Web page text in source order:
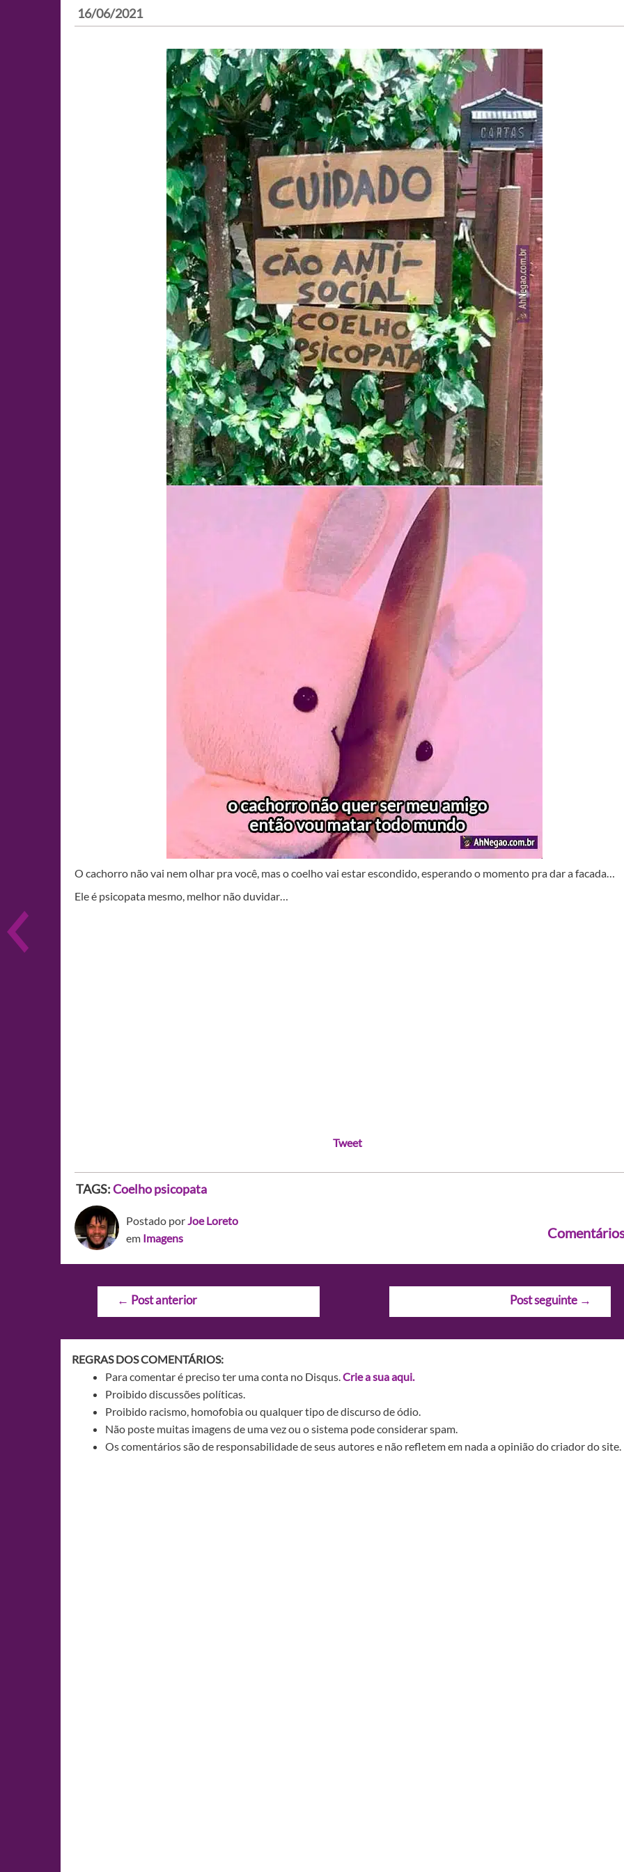
16/06/2021
O cachorro não vai nem olhar pra você, mas o coelho vai estar escondido, esperando o momento pra dar a facada…
Ele é psicopata mesmo, melhor não duvidar…
Tweet
TAGS:Coelho psicopata
Postado porJoe Loreto
em Imagens
Navegação
← Post anterior Post seguinte →
REGRAS DOS COMENTÁRIOS:
Para comentar é preciso ter uma conta no Disqus.Crie a sua aqui.
Proibido discussões políticas.
Proibido racismo, homofobia ou qualquer tipo de discurso de ódio.
Não poste muitas imagens de uma vez ou o sistema pode considerar spam.
Os comentários são de responsabilidade de seus autores e não refletem em nada a opinião do criador do site.